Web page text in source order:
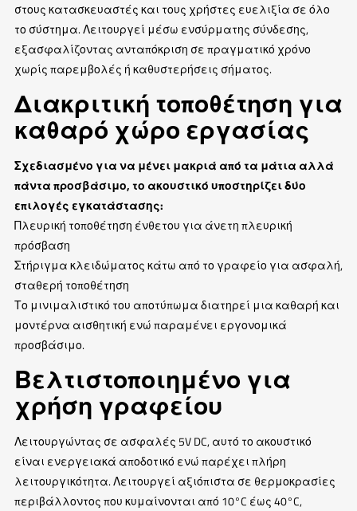
στους κατασκευαστές και τους χρήστες ευελιξία σε όλο
το σύστημα. Λειτουργεί μέσω ενσύρματης σύνδεσης,
εξασφαλίζοντας ανταπόκριση σε πραγματικό χρόνο
χωρίς παρεμβολές ή καθυστερήσεις σήματος.
Διακριτική τοποθέτηση για
καθαρό χώρο εργασίας
Σχεδιασμένο για να μένει μακριά από τα μάτια αλλά
πάντα προσβάσιμο, το ακουστικό υποστηρίζει δύο
επιλογές εγκατάστασης:
Πλευρική τοποθέτηση ένθετου για άνετη πλευρική
πρόσβαση
Στήριγμα κλειδώματος κάτω από το γραφείο για ασφαλή,
σταθερή τοποθέτηση
Το μινιμαλιστικό του αποτύπωμα διατηρεί μια καθαρή και
μοντέρνα αισθητική ενώ παραμένει εργονομικά
προσβάσιμο.
Βελτιστοποιημένο για
χρήση γραφείου
Λειτουργώντας σε ασφαλές 5V DC, αυτό το ακουστικό
είναι ενεργειακά αποδοτικό ενώ παρέχει πλήρη
λειτουργικότητα. Λειτουργεί αξιόπιστα σε θερμοκρασίες
περιβάλλοντος που κυμαίνονται από 10°C έως 40°C,